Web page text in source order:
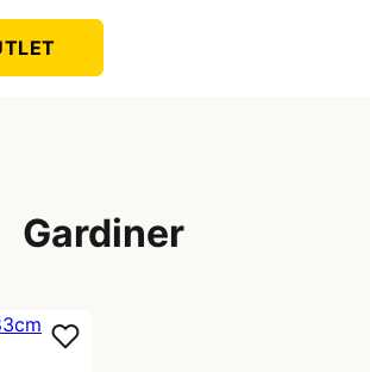
Gardiner